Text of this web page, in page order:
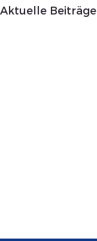
Aktuelle Beiträge